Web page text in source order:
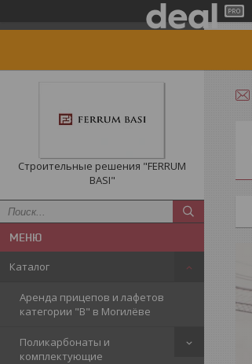
Строительные решения "FERRUM
BASI"
Каталог
Аренда прицепов и лафетов
категории "B" в Могилёве
Поликарбонаты и
комплектующие